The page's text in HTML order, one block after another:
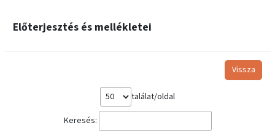
Előterjesztés és mellékletei
Vissza
találat/oldal
Keresés: